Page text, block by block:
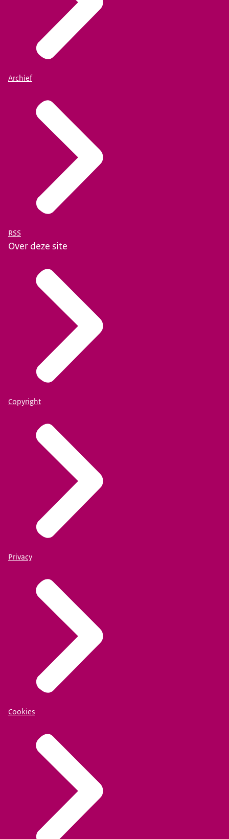
Archief
RSS
Over deze site
Copyright
Privacy
Cookies